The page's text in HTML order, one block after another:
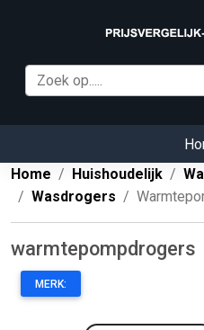
Home
Huishoudelijk
Wasdrogers
warmtepompdrogers
MERK: